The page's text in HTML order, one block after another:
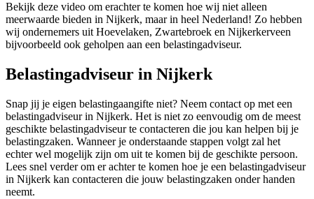
Bekijk deze video om erachter te komen hoe wij niet alleen
meerwaarde bieden in Nijkerk, maar in heel Nederland! Zo hebben
wij ondernemers uit Hoevelaken, Zwartebroek en Nijkerkerveen
bijvoorbeeld ook geholpen aan een belastingadviseur.
Belastingadviseur in Nijkerk
Snap jij je eigen belastingaangifte niet? Neem contact op met een
belastingadviseur in Nijkerk. Het is niet zo eenvoudig om de meest
geschikte belastingadviseur te contacteren die jou kan helpen bij je
belastingzaken. Wanneer je onderstaande stappen volgt zal het
echter wel mogelijk zijn om uit te komen bij de geschikte persoon.
Lees snel verder om er achter te komen hoe je een belastingadviseur
in Nijkerk kan contacteren die jouw belastingzaken onder handen
neemt.